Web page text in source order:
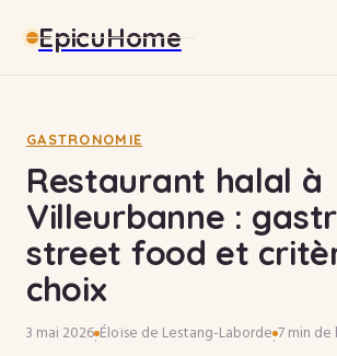
EpicuHome
Gastronomie
Maison
Bricolage
Immobilier
GASTRONOMIE
Restaurant halal à
Villeurbanne :
street food et
choix
3 mai 2026·Éloïse de Lestang-Laborde·7 min